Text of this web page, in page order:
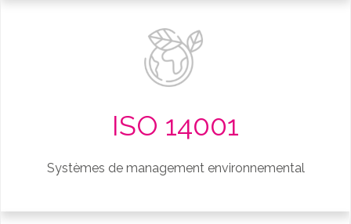
ISO 14001
Systèmes de management environnemental